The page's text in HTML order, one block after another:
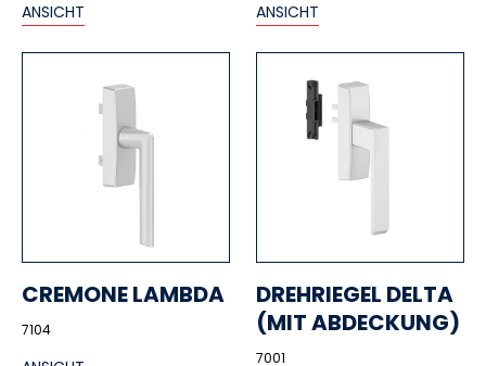
ANSICHT ANSICHT
CREMONE LAMBDA
7104
DREHRIEGEL DELTA
(MIT ABDECKUNG)
7001